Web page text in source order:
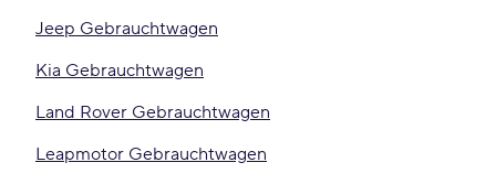
Jeep Gebrauchtwagen
Kia Gebrauchtwagen
Land Rover Gebrauchtwagen
Leapmotor Gebrauchtwagen